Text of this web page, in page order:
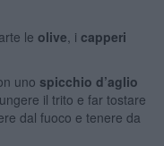
le olive , i capperi
uno spicchio d’aglio
il trito e far tostare
dal fuoco e tenere da